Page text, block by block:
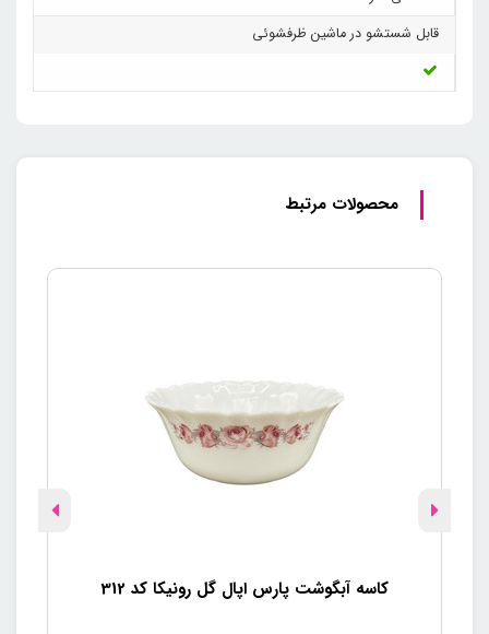
قابل شستشو در ماشین ظرفشوئی
محصولات مرتبط
کاسه آبگوشت پارس اپال گل رونیکا کد 312